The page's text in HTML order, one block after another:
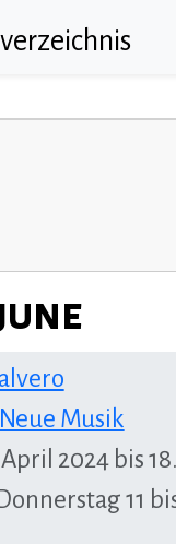
Musik
April 2024 bis
Donnerstag 11